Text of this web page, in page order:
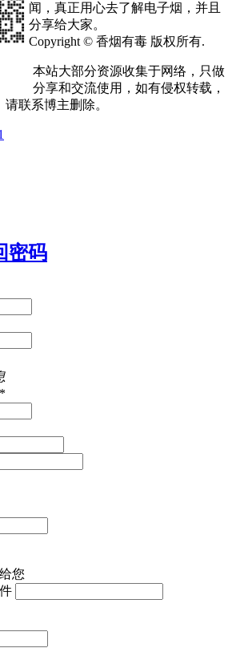
闻，真正用心去了解电子烟，并且
分享给大家。
Copyright © 香烟有毒 版权所有.
本站大部分资源收集于网络，只做
分享和交流使用，如有侵权转载，
请联系博主删除。
密码
您